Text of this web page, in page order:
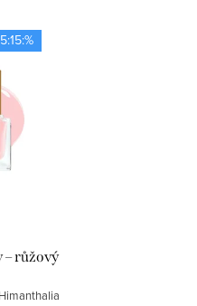
– růžový